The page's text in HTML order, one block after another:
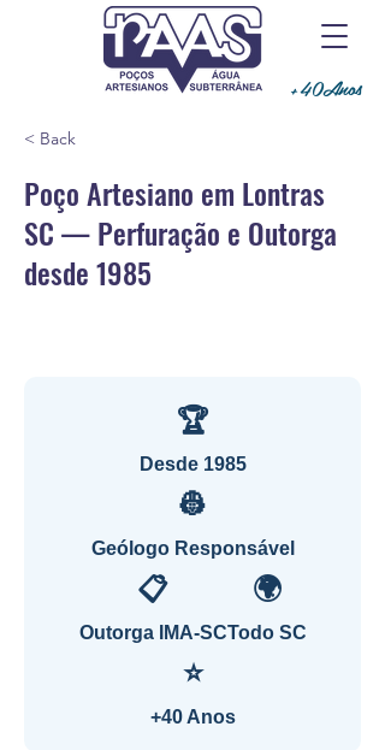
+40Anos
< Back
Poço Artesiano em Lontras
SC — Perfuração e Outorga
desde 1985
🏆
Desde 1985
👷
Geólogo Responsável
📋
Outorga IMA-SC
🌍
Todo SC
⭐
+40 Anos